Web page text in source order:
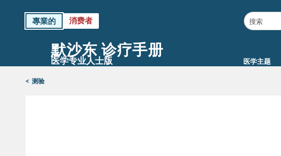
專業的 消费者
默沙东 诊疗手册
医学专业人士版 医学主题
< 测验